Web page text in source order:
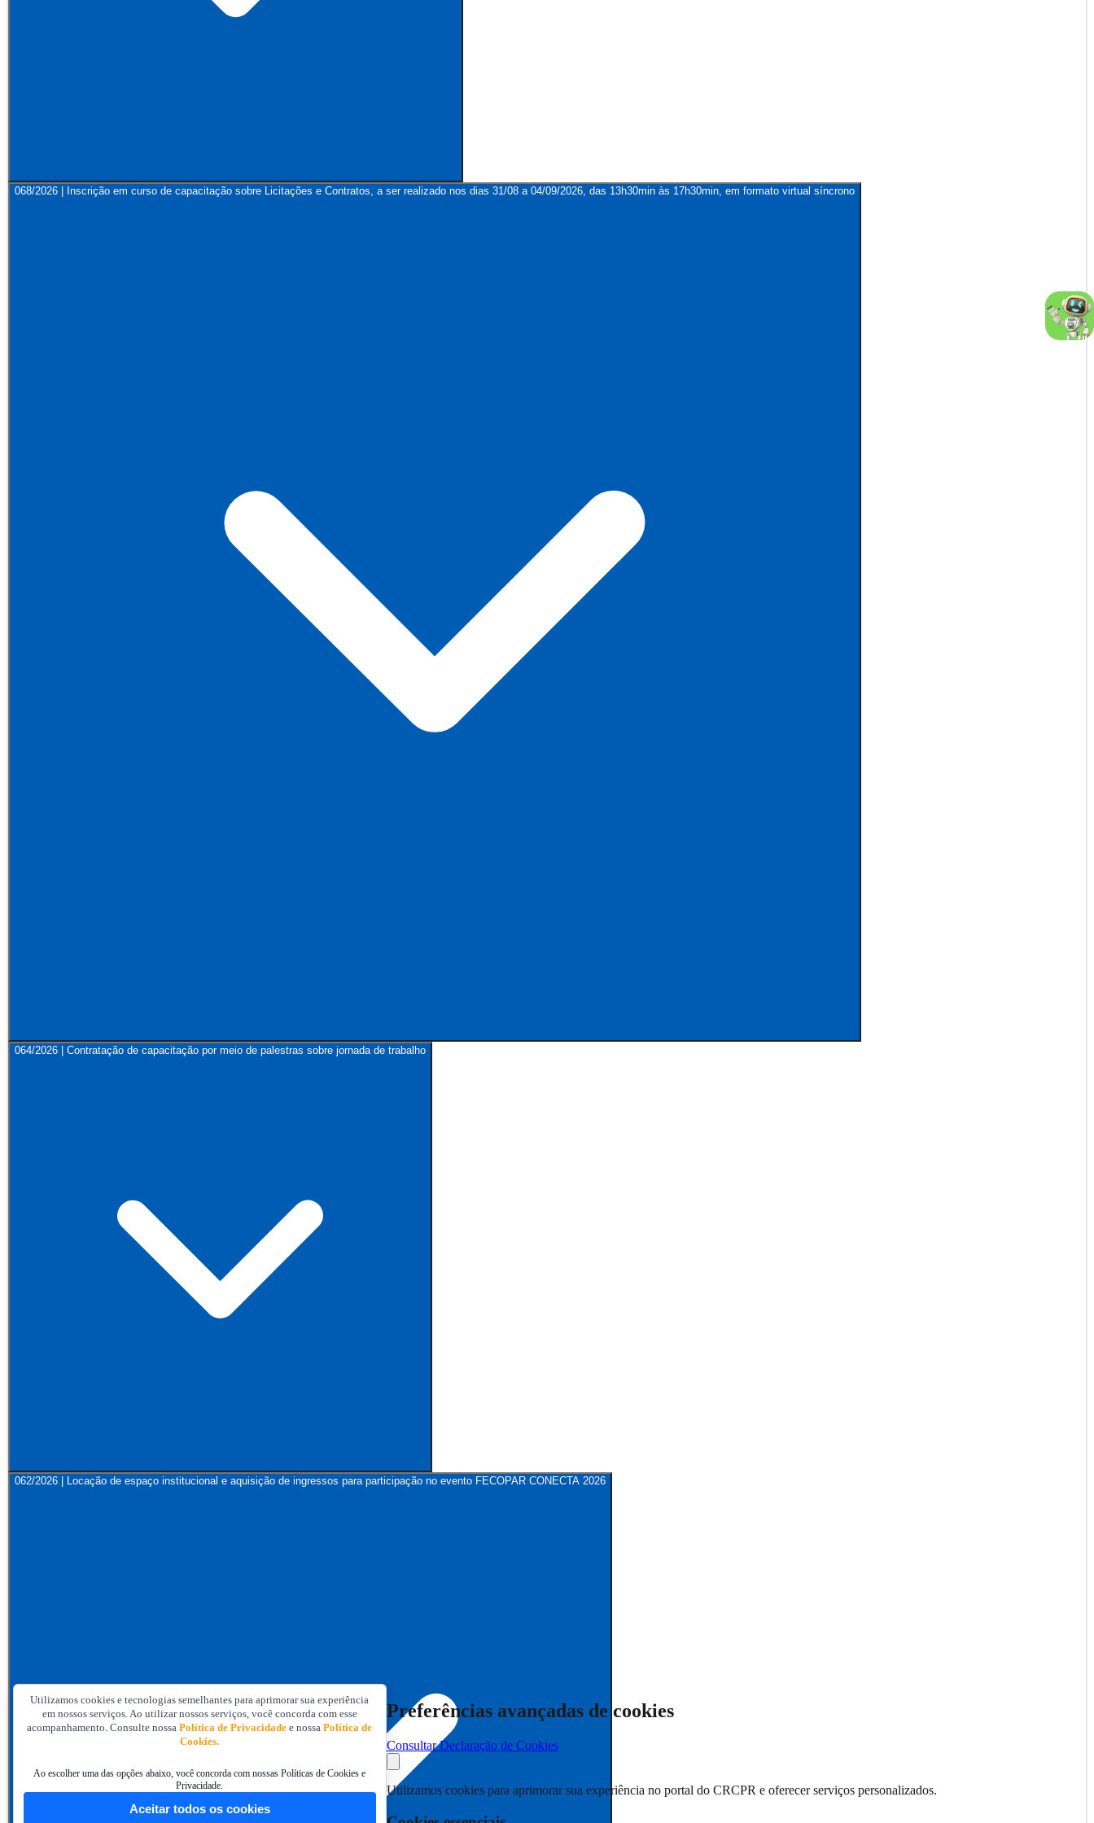
068/2026 | Inscrição em curso de capacitação sobre Licitações e Contratos, a ser realizado nos dias 31/08 a 04/09/2026, das 13h30min às 17h30min, em formato virtual síncrono
064/2026 | Contratação de capacitação por meio de palestras sobre jornada de trabalho
062/2026 | Locação de espaço institucional e aquisição de ingressos para participação no evento FECOPAR CONECTA 2026
Utilizamos cookies e tecnologias semelhantes para aprimorar sua experiência
em nossos serviços. Ao utilizar nossos serviços, você concorda com esse
acompanhamento. Consulte nossaPolítica de Privacidade e nossaPolítica de
Cookies.
Ao escolher uma das opções abaixo, você concorda com nossas Políticas de Cookies e
Privacidade.
Aceitar todos os cookies
Preferências avançadas de cookies
Consultar Declaração de Cookies
Utilizamos cookies para aprimorar sua experiência no portal do CRCPR e oferecer serviços personalizados.